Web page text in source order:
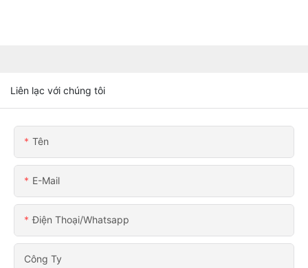
Liên lạc với chúng tôi
Tên
E-Mail
Điện Thoại/whatsapp
Công Ty